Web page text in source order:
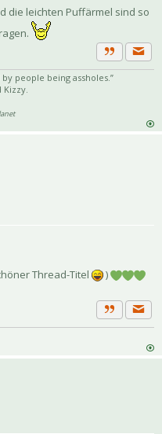
die leichten Puffärmel sind so
Zitat
people being assholes.”
Kizzy.
Thread-Titel )
Zitat